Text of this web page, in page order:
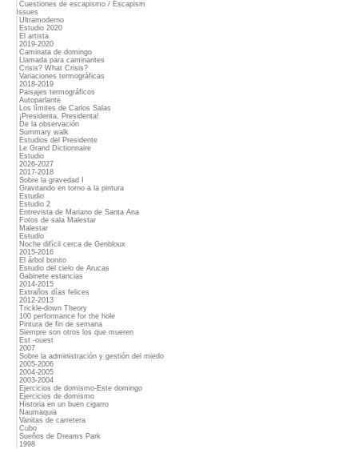
Cuestiones de escapismo / Escapism
Issues
Ultramoderno
Estudio 2020
El artista
2019-2020
Caminata de domingo
Llamada para caminantes
Crisis? What Crisis?
Variaciones termográficas
2018-2019
Paisajes termográficos
Autoparlante
Los límites de Carlos Salas
¡Presidenta, Presidenta!
De la observación
Summary walk
Estudios del Presidente
Le Grand Dictionnaire
Estudio
2026-2027
2017-2018
Sobre la gravedad I
Gravitando en torno a la pintura
Estudio
Estudio 2
Entrevista de Mariano de Santa Ana
Fotos de sala Malestar
Malestar
Estudio
Noche difícil cerca de Genbloux
2015-2016
El árbol bonito
Estudio del cielo de Arucas
Gabinete estancias
2014-2015
Extraños días felices
2012-2013
Trickle-down Theory
100 performance for the hole
Pintura de fin de semana
Siempre son otros los que mueren
Est -ouest
2007
Sobre la administración y gestión del miedo
2005-2006
2004-2005
2003-2004
Ejercicios de domismo-Este domingo
Ejercicios de domismo
Historia en un buen cigarro
Naumaquia
Vanitas de carretera
Cubo
Sueños de Dreams Park
1998